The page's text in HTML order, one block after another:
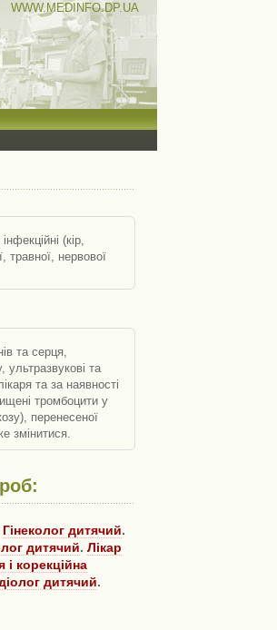
WWW.MEDINFO.DP.UA
(кір,
травної, нервової
та серця,
та
та за наявності
перенесеної
змінитися.
Гінеколог дитячий.
дитячий. Лікар
і корекційна
дитячий.